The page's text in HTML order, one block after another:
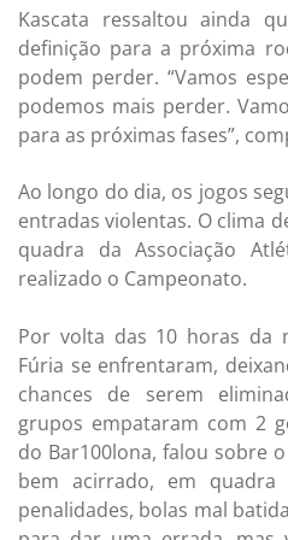
Kascata ressaltou ainda
definição para a próxima
podem perder. “Vamos
podemos mais perder.
para as próximas fases”,
Ao longo do dia, os jogos
entradas violentas. O clima
quadra da Associação
realizado o Campeonato.
Por volta das 10 horas da
Fúria se enfrentaram,
chances de serem
grupos empataram com 2
do Bar100lona, falou sobre
bem acirrado, em
penalidades, bolas mal